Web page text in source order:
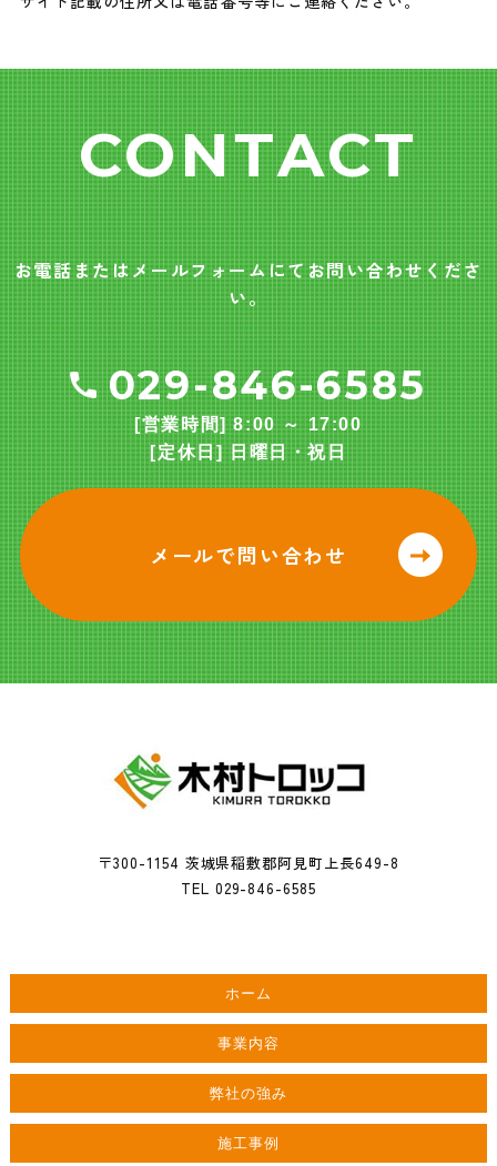
CONTACT
お電話またはメールフォームにてお問い合わせくださ
い。
029-846-6585
[営業時間] 8:00 ～ 17:00
[定休日] 日曜日・祝日
メールで問い合わせ
〒300-1154 茨城県稲敷郡阿見町上長649-8
TEL 029-846-6585
ホーム
事業内容
弊社の強み
施工事例